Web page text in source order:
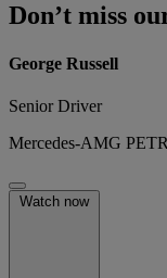
Don’t miss
George Russell
Senior Driver
Mercedes-AMG
Watch now